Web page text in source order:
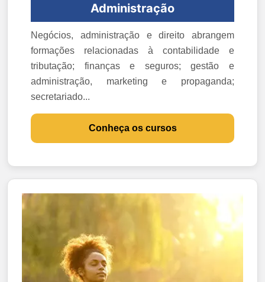
Administração
Negócios, administração e direito abrangem
formações relacionadas à contabilidade e
tributação; finanças e seguros; gestão e
administração, marketing e propaganda;
secretariado...
Conheça os cursos